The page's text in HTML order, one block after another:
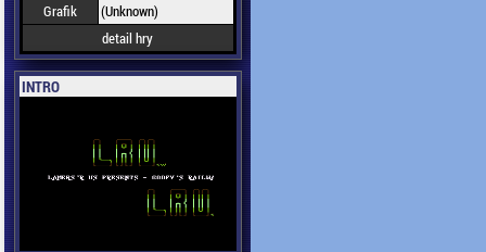
Grafik
(Unknown)
detail hry
INTRO